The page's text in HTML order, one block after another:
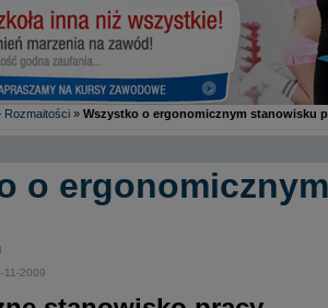
Rozmaitości » Wszystko o ergonomicznym stanowisku
o
11-2009